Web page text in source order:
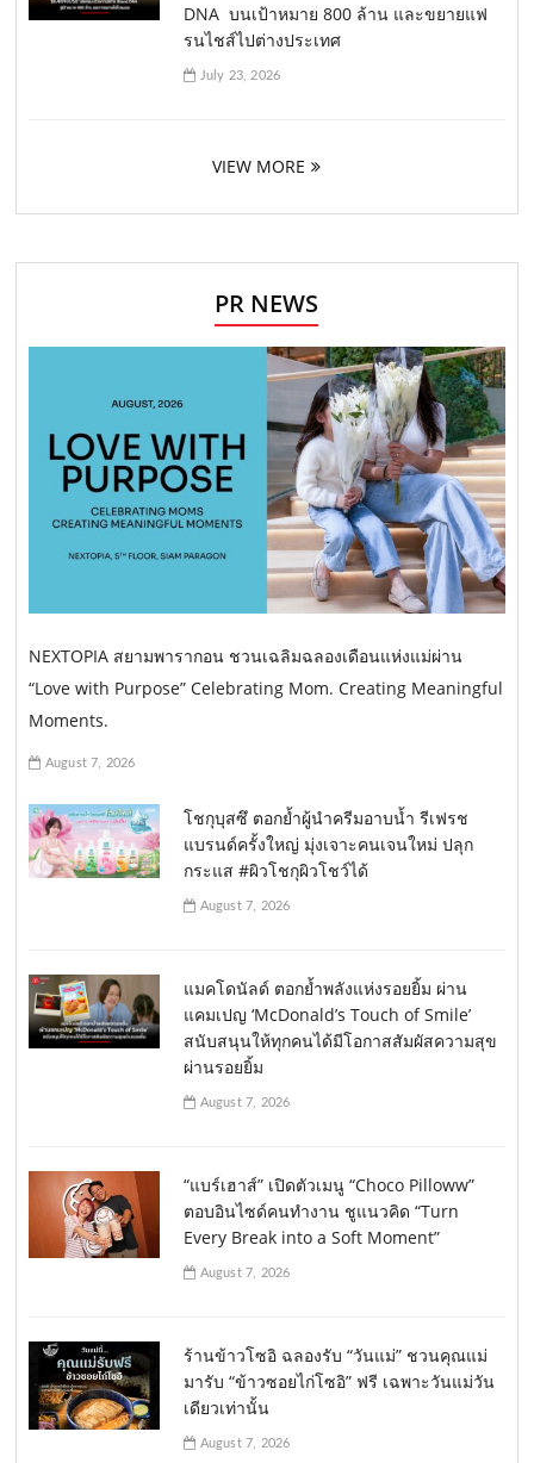
DNA บนเป้าหมาย 800 ล้าน และขยายแฟ
รนไชส์ไปต่างประเทศ
July 23, 2026
VIEW MORE
PR NEWS
NEXTOPIA สยามพารากอน ชวนเฉลิมฉลองเดือนแห่งแม่ผ่าน
“Love with Purpose” Celebrating Mom. Creating Meaningful
Moments.
August 7, 2026
โชกุบุสซึ ตอกย้ำผู้นำครีมอาบน้ำ รีเฟรช
แบรนด์ครั้งใหญ่ มุ่งเจาะคนเจนใหม่ ปลุก
กระแส #ผิวโชกุผิวโชว์ได้
August 7, 2026
แมคโดนัลด์ ตอกย้ำพลังแห่งรอยยิ้ม ผ่าน
แคมเปญ ‘McDonald’s Touch of Smile’
สนับสนุนให้ทุกคนได้มีโอกาสสัมผัสความสุข
ผ่านรอยยิ้ม
August 7, 2026
“แบร์เฮาส์” เปิดตัวเมนู “Choco Pilloww”
ตอบอินไซด์คนทำงาน ชูแนวคิด “Turn
Every Break into a Soft Moment”
August 7, 2026
ร้านข้าวโซอิ ฉลองรับ “วันแม่” ชวนคุณแม่
มารับ “ข้าวซอยไก่โซอิ” ฟรี เฉพาะวันแม่วัน
เดียวเท่านั้น
August 7, 2026